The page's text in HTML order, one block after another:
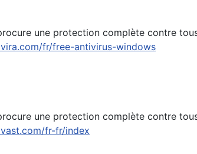
une protection complète contre
fr/free-antivirus-windows
une protection complète contre
fr-fr/index